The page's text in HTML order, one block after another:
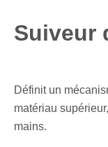
Suiveur
Définit un
matériau
mains.